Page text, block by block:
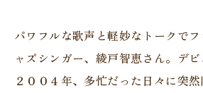
パワフルな歌声と軽妙なトークで
ャズシンガー、綾戸智恵さん。デ
２００４年、多忙だった日々に突